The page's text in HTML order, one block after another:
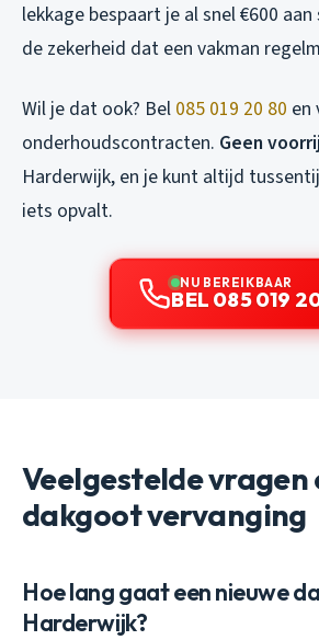
lekkage bespaart je al snel €600
de zekerheid dat een vakman
Wil je dat ook? Bel 085 019 20 80 en
onderhoudscontracten. Geen
Harderwijk, en je kunt altijd
iets opvalt.
NU BEREIKBAAR
BEL 085 019
Veelgestelde vragen
dakgoot vervanging
Hoe lang gaat een nieuwe
Harderwijk?